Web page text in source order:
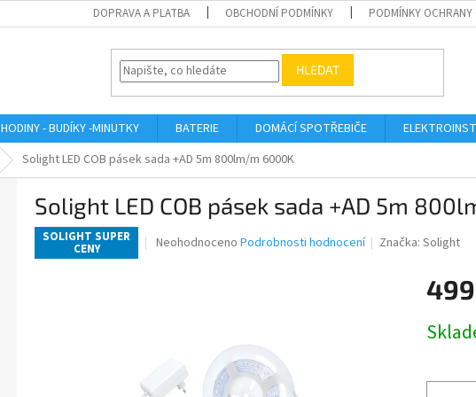
DOPRAVA A PLATBA OBCHODNÍ PODMÍNKY PODMÍNKY OCHRANY
HLEDAT
HODINY - BUDÍKY -MINUTKY BATERIE DOMÁCÍ SPOTŘEBIČE
Solight LED COB pásek sada +AD 5m 800lm/m 6000K
Solight LED COB pásek sada +AD 5m
SOLIGHT SUPER
CENY
Průměrné
Neohodnoceno Podrobnosti hodnocení Značka:Solight
cena: